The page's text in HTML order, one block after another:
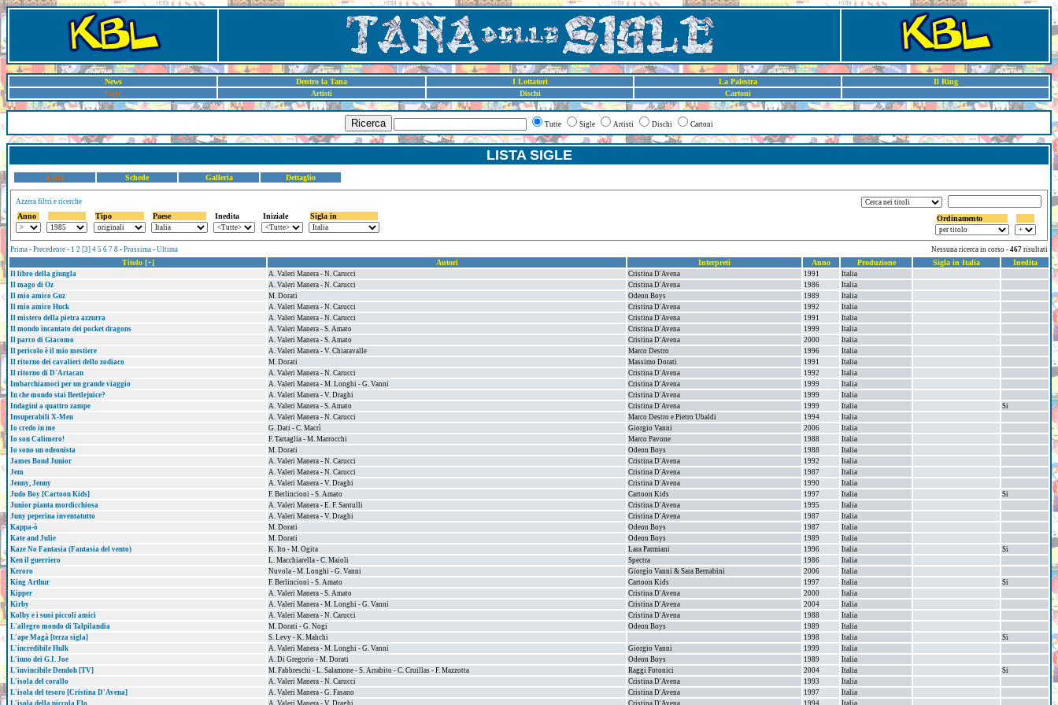
News Dentro la Tana I Lottatori La Palestra
Il Ring
Sigle
Artisti Dischi Cartoni
Ricerca Tutte Sigle Artisti Dischi Cartoni
LISTA SIGLE
Lista Schede Galleria Dettaglio
Azzera filtri e ricerche
Anno Tipo Paese Inedita Iniziale Sigla in Ordinamento
Prima - Precedente - 1 2 [3] 4 5 6 7 8 - Prossima - Ultima Nessuna ricerca in corso - 467 risultati
Titolo [+] Autori Interpreti Anno Produzione Sigla in Italia Inedita
Il libro della giungla A. Valeri Manera - N. Carucci Cristina D'Avena 1991
Italia
Il mago di Oz
A. Valeri Manera - N. Carucci Cristina D'Avena 1986
Italia
Il mio amico Guz
M. Dorati Odeon Boys 1989
Italia
Il mio amico Huck
A. Valeri Manera - N. Carucci Cristina D'Avena 1992
Italia
Il mistero della pietra azzurra
A. Valeri Manera - N. Carucci Cristina D'Avena 1991
Italia
Il mondo incantato dei pocket dragons
A. Valeri Manera - S. Amato Cristina D'Avena 1999
Italia
Il parco di Giacomo
A. Valeri Manera - S. Amato Cristina D'Avena 2000
Italia
Il pericolo è il mio mestiere
A. Valeri Manera - V. Chiaravalle Marco Destro 1996
Italia
Il ritorno dei cavalieri dello zodiaco
M. Dorati Massimo Dorati 1991
Italia
Il ritorno di D'Artacan
A. Valeri Manera - N. Carucci Cristina D'Avena 1992
Italia
Imbarchiamoci per un grande viaggio
A. Valeri Manera - M. Longhi - G. Vanni Cristina D'Avena 1999
Italia
In che mondo stai Beetlejuice?
A. Valeri Manera - V. Draghi Cristina D'Avena 1999
Italia
Indagini a quattro zampe
A. Valeri Manera - S. Amato Cristina D'Avena 1999 Italia
Si
Insuperabili X-Men
A. Valeri Manera - N. Carucci Marco Destro e Pietro Ubaldi 1994
Italia
Io credo in me
G. Dati - C. Macrì Giorgio Vanni 2006
Italia
Io son Calimero!
F. Tartaglia - M. Marrocchi Marco Pavone 1988
Italia
Io sono un odeonista
M. Dorati Odeon Boys 1988
Italia
James Bond Junior
A. Valeri Manera - N. Carucci Cristina D'Avena 1992
Italia
Jem
A. Valeri Manera - N. Carucci Cristina D'Avena 1987
Italia
Jenny, Jenny
A. Valeri Manera - V. Draghi Cristina D'Avena 1990
Italia
Judo Boy [Cartoon Kids]
F. Berlincioni - S. Amato Cartoon Kids 1997 Italia
Si
Junior pianta mordicchiosa
A. Valeri Manera - E. F. Santulli Cristina D'Avena 1995
Italia
Juny peperina inventatutto
A. Valeri Manera - V. Draghi Cristina D'Avena 1987
Italia
Kappa-ò
M. Dorati Odeon Boys 1987
Italia
Kate and Julie
M. Dorati Odeon Boys 1989
Italia
Kaze No Fantasia (Fantasia del vento)
K. Ito - M. Ogita Lara Parmiani 1996 Italia
Si
Ken il guerriero
L. Macchiarella - C. Maioli Spectra 1986
Italia
Keroro
Nuvola - M. Longhi - G. Vanni Giorgio Vanni & Sara Bernabini 2006
Italia
King Arthur
F. Berlincioni - S. Amato Cartoon Kids 1997 Italia
Si
Kipper
A. Valeri Manera - S. Amato Cristina D'Avena 2000
Italia
Kirby
A. Valeri Manera - M. Longhi - G. Vanni Cristina D'Avena 2004
Italia
Kolby e i suoi piccoli amici
A. Valeri Manera - N. Carucci Cristina D'Avena 1988
Italia
L'allegro mondo di Talpilandia
M. Dorati - G. Nogi Odeon Boys 1989
Italia
L'ape Magà [terza sigla]
S. Levy - K. Mahchi 1998 Italia
Si
L'incredibile Hulk
A. Valeri Manera - M. Longhi - G. Vanni Giorgio Vanni 1999
Italia
L'inno dei G.I. Joe
A. Di Gregorio - M. Dorati Odeon Boys 1989
Italia
L'invincibile Dendoh [TV]
M. Fabbreschi - L. Salamone - S. Arrabito - C. Cruillas - F. Mazzotta Raggi Fotonici 2004 Italia
Si
L'isola del corallo
A. Valeri Manera - N. Carucci Cristina D'Avena 1993
Italia
L'isola del tesoro [Cristina D'Avena]
A. Valeri Manera - G. Fasano Cristina D'Avena 1997
Italia
L'isola della piccola Flo
A. Valeri Manera - V. Draghi Cristina D'Avena 1994 Italia